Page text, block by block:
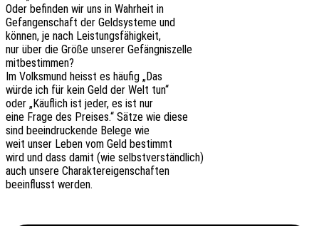
Oder befin­den wir uns in Wahr­heit in
Gefan­gen­schaft der Geld­sys­te­me und
können, je nach Leistungsfähigkeit,
nur über die Größe unse­rer Gefängniszelle
mitbestimmen?
Im Volks­mund heisst es häufig „Das
würde ich für kein Geld der Welt tun“
oder „Käuf­lich ist jeder, es ist nur
eine Frage des Prei­ses.“ Sätze wie diese
sind beein­dru­cken­de Belege wie
weit unser Leben vom Geld bestimmt
wird und dass damit (wie selbstverständlich)
auch unsere Charaktereigenschaften
beein­flusst werden.